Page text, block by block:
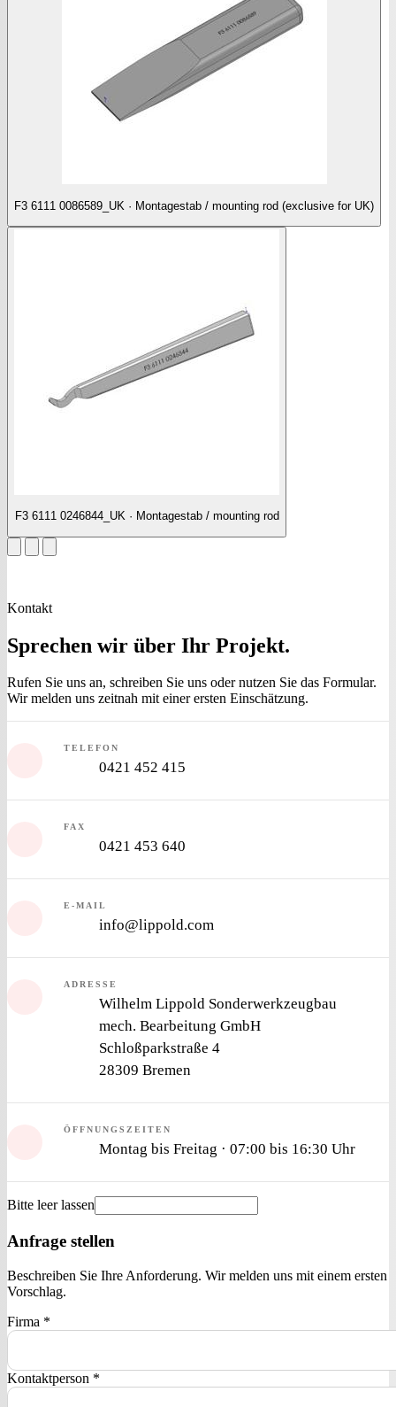
F3 6111 0086589_UK · Montagestab / mounting rod (exclusive for UK)
F3 6111 0246844_UK · Montagestab / mounting rod
Kontakt
Sprechen wir über Ihr Projekt.
Rufen Sie uns an, schreiben Sie uns oder nutzen Sie das Formular.
Wir melden uns zeitnah mit einer ersten Einschätzung.
TELEFON
0421 452 415
FAX
0421 453 640
E-MAIL
info@lippold.com
ADRESSE
Wilhelm Lippold Sonderwerkzeugbau
mech. Bearbeitung GmbH
Schloßparkstraße 4
28309 Bremen
ÖFFNUNGSZEITEN
Montag bis Freitag · 07:00 bis 16:30 Uhr
Bitte leer lassen
Anfrage stellen
Beschreiben Sie Ihre Anforderung. Wir melden uns mit einem ersten
Vorschlag.
Firma *
Kontaktperson *